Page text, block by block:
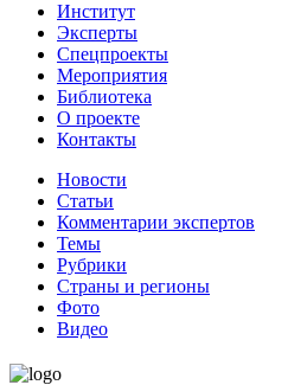
Институт
Эксперты
Спецпроекты
Мероприятия
Библиотека
О проекте
Контакты
Новости
Статьи
Комментарии экспертов
Темы
Рубрики
Страны и регионы
Фото
Видео